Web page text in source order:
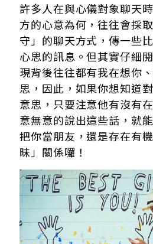
許多人在與心儀對象聊天
方的心意為何，往往會採
守」的聊天方式，傳一些
心思的訊息。但其實仔細
現背後往往都有我在想你
思，因此，如果你想知道
意思，只要注意他有沒有
意無意的說出這些話，就
把你當朋友，還是存在有
昧」關係囉！